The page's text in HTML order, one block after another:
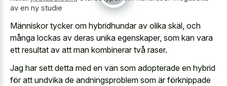
av en ny studie
Människor tycker om hybridhundar av olika skäl, och
många lockas av deras unika egenskaper, som kan vara
ett resultat av att man kombinerar två raser.
Jag har sett detta med en vän som adopterade en hybrid
för att undvika de andningsproblem som är förknippade